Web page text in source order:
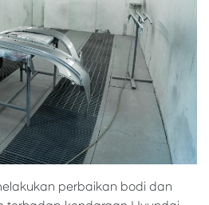
perbaikan bodi dan